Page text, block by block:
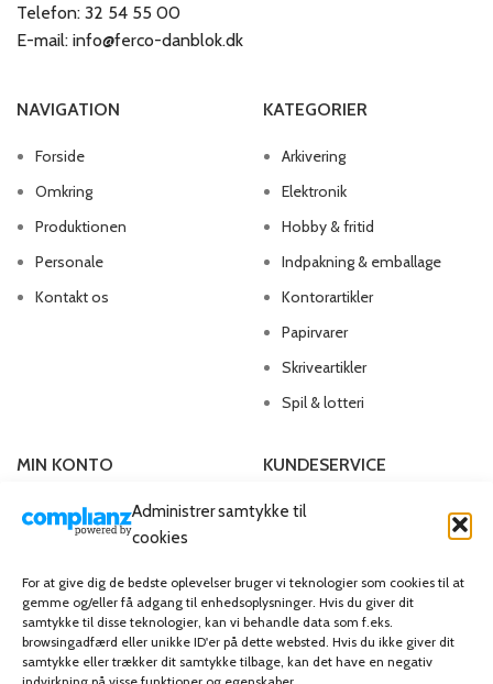
Administrer samtykke til
cookies
For at give dig de bedste oplevelser bruger vi teknologier som cookies til at
gemme og/eller få adgang til enhedsoplysninger. Hvis du giver dit
samtykke til disse teknologier, kan vi behandle data som f.eks.
browsingadfærd eller unikke ID'er på dette websted. Hvis du ikke giver dit
samtykke eller trækker dit samtykke tilbage, kan det have en negativ
Telefon: 32 54 55 00
E-mail: info@ferco-danblok.dk
NAVIGATION
Forside
Omkring
Produktionen
Personale
Kontakt os
KATEGORIER
Arkivering
Elektronik
Hobby & fritid
Indpakning & emballage
Kontorartikler
Papirvarer
Skriveartikler
Spil & lotteri
MIN KONTO
Kontoinformationer
Adresser
Favoritliste
KUNDESERVICE
Handelsbetingelser
Bliv kunde
Cookie Politik (EU)
KAMPAGNE